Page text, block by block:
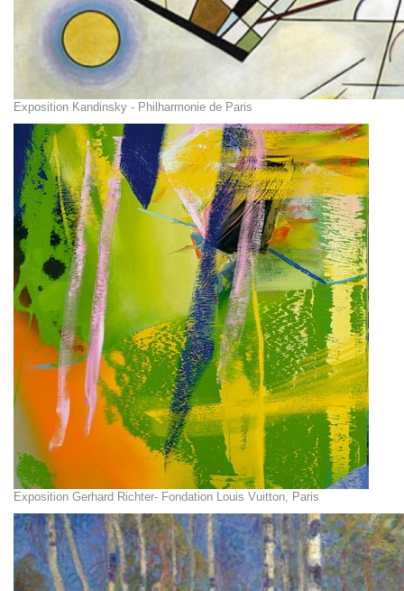
Exposition Kandinsky - Philharmonie de Paris
Exposition Gerhard Richter- Fondation Louis Vuitton, Paris